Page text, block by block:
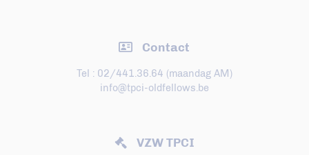
Contact
Tel : 02/441.36.64 (maandag AM)
info@tpci-oldfellows.be
VZW TPCI